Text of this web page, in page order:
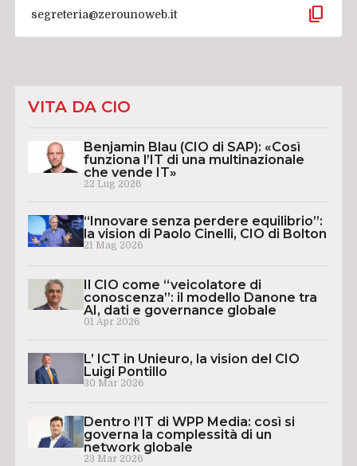
segreteria@zerounoweb.it content_copy
VITA DA CIO
Benjamin Blau (CIO di SAP): «Così
funziona l’IT di una multinazionale
che vende IT»
22 Lug 2026
“Innovare senza perdere equilibrio”:
la vision di Paolo Cinelli, CIO di Bolton
21 Mag 2026
Il CIO come “veicolatore di
conoscenza”: il modello Danone tra
AI, dati e governance globale
01 Apr 2026
L’ ICT in Unieuro, la vision del CIO
Luigi Pontillo
30 Mar 2026
Dentro l’IT di WPP Media: così si
governa la complessità di un
network globale
23 Mar 2026